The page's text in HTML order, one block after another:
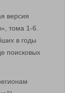
версия
тома 1-6.
в годы
поисковых